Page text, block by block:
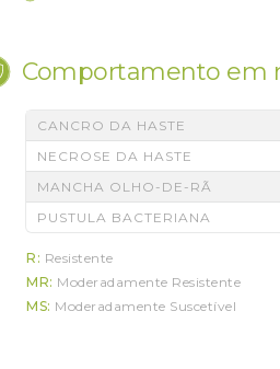
Comportamento em
CANCRO DA HASTE
NECROSE DA HASTE
MANCHA OLHO-DE-RÃ
PUSTULA BACTERIANA
R: Resistente
MR: Moderadamente Resistente
MS: Moderadamente Suscetível